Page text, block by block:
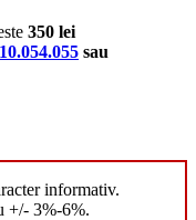
350 lei
sau
informativ.
+/- 3%-6%.